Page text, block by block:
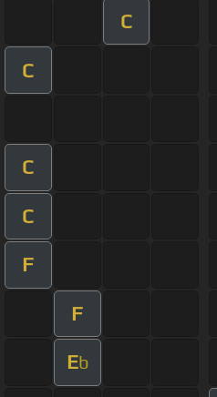
C
C
C
C
F
F
Eb